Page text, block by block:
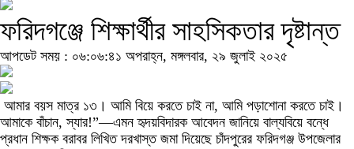
ফরিদগঞ্জে শিক্ষার্থীর সাহসিকতার দৃষ্টান্ত
আপডেট সময় : ০৬:০৬:৪১ অপরাহ্ন, মঙ্গলবার, ২৯ জুলাই ২০২৫
আমার বয়স মাত্র ১৩। আমি বিয়ে করতে চাই না, আমি পড়াশোনা করতে চাই।
আমাকে বাঁচান, স্যার!”—এমন হৃদয়বিদারক আবেদন জানিয়ে বাল্যবিয়ে বন্ধে
প্রধান শিক্ষক বরাবর লিখিত দরখাস্ত জমা দিয়েছে চাঁদপুরের ফরিদগঞ্জ উপজেলার